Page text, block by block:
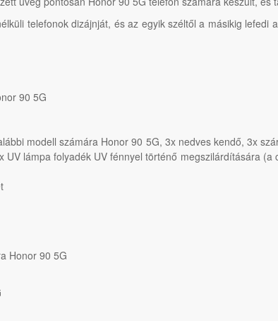
telefonok dizájnját, és az egyik széltől a másikig
90 5G
modell számára Honor 90 5G, 3x nedves kendő, 3x
lámpa folyadék UV fénnyel történő megszilárdítására
Honor 90 5G